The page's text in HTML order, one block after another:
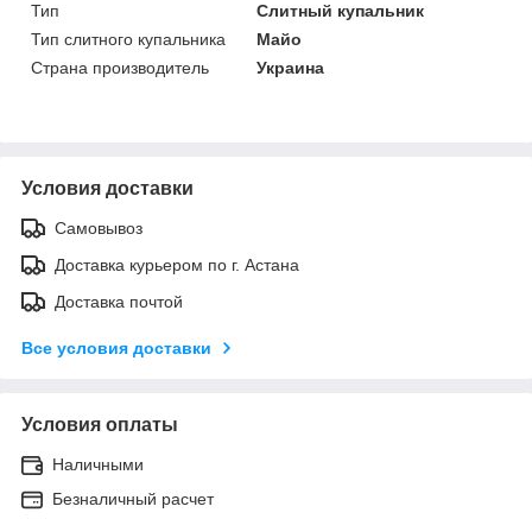
Тип
Слитный купальник
Тип слитного купальника
Майо
Страна производитель
Украина
Условия доставки
Самовывоз
Доставка курьером по г. Астана
Доставка почтой
Все условия доставки
Условия оплаты
Наличными
Безналичный расчет